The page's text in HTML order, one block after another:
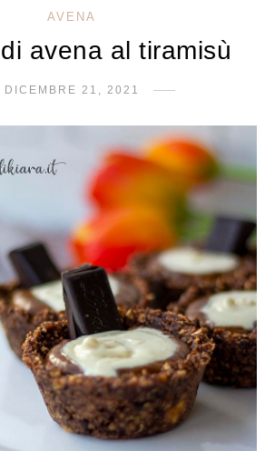
AVENA
avena al tiramisù
DICEMBRE 21, 2021